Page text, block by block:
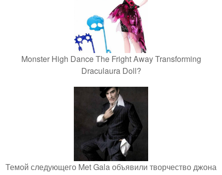
Monster High Dance The Fright Away Transforming
Draculaura Doll?
Темой следующего Met Gala объявили творчество джона